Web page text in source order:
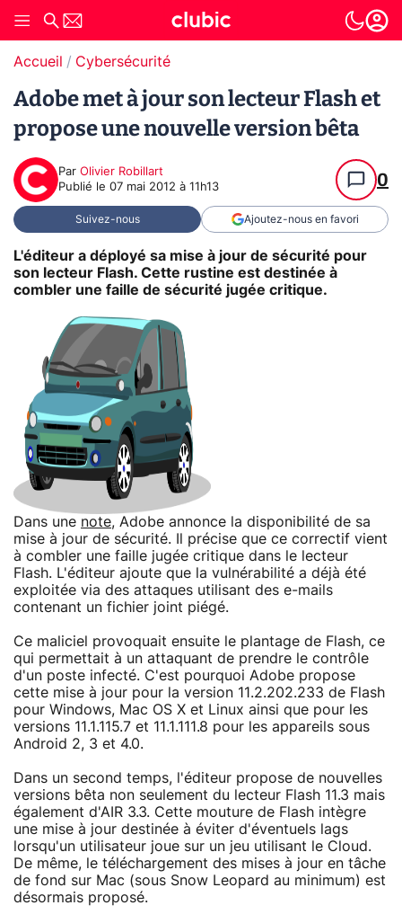
Accueil Cybersécurité
Adobe met à jour son lecteur Flash et
propose une nouvelle version bêta
Par Olivier Robillart
Publié le 07 mai 2012 à 11h13 0
Suivez-nous Ajoutez-nous en favori
L'éditeur a déployé sa mise à jour de sécurité pour
son lecteur Flash. Cette rustine est destinée à
combler une faille de sécurité jugée critique.
Dans une note, Adobe annonce la disponibilité de sa
mise à jour de sécurité. Il précise que ce correctif vient
à combler une faille jugée critique dans le lecteur
Flash. L'éditeur ajoute que la vulnérabilité a déjà été
exploitée via des attaques utilisant des e-mails
contenant un fichier joint piégé.
Ce maliciel provoquait ensuite le plantage de Flash, ce
qui permettait à un attaquant de prendre le contrôle
d'un poste infecté. C'est pourquoi Adobe propose
cette mise à jour pour la version 11.2.202.233 de Flash
pour Windows, Mac OS X et Linux ainsi que pour les
versions 11.1.115.7 et 11.1.111.8 pour les appareils sous
Android 2, 3 et 4.0.
Dans un second temps, l'éditeur propose de nouvelles
versions bêta non seulement du lecteur Flash 11.3 mais
également d'AIR 3.3. Cette mouture de Flash intègre
une mise à jour destinée à éviter d'éventuels lags
lorsqu'un utilisateur joue sur un jeu utilisant le Cloud.
De même, le téléchargement des mises à jour en tâche
de fond sur Mac (sous Snow Leopard au minimum) est
désormais proposé.